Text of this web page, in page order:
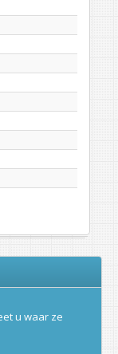
u waar ze